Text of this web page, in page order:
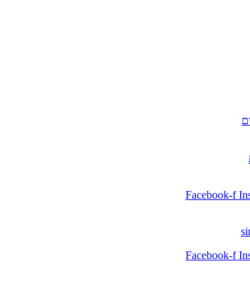
Facebook-f
Facebook-f